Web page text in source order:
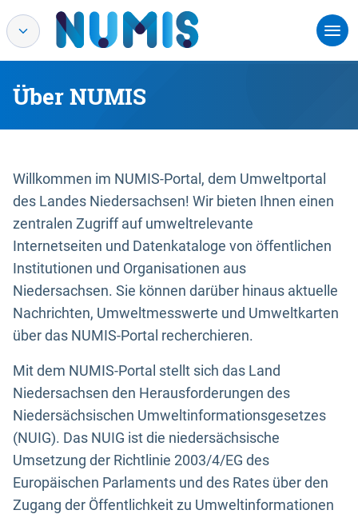
Über NUMIS
Willkommen im NUMIS-Portal, dem Umweltportal
des Landes Niedersachsen! Wir bieten Ihnen einen
zentralen Zugriff auf umweltrelevante
Internetseiten und Datenkataloge von öffentlichen
Institutionen und Organisationen aus
Niedersachsen. Sie können darüber hinaus aktuelle
Nachrichten, Umweltmesswerte und Umweltkarten
über das NUMIS-Portal recherchieren.
Mit dem NUMIS-Portal stellt sich das Land
Niedersachsen den Herausforderungen des
Niedersächsischen Umweltinformationsgesetzes
(NUIG). Das NUIG ist die niedersächsische
Umsetzung der Richtlinie 2003/4/EG des
Europäischen Parlaments und des Rates über den
Zugang der Öffentlichkeit zu Umweltinformationen